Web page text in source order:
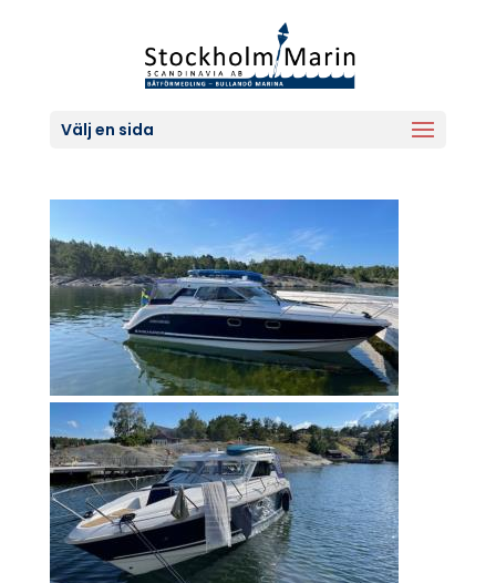
Välj en sida